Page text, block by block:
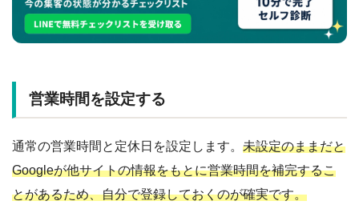
営業時間を設定する
通常の営業時間と定休日を設定します。 未設定のままだと
Googleが他サイトの情報をもとに営業時間を補完するこ
とがあるため、自分で登録しておくのが確実です。